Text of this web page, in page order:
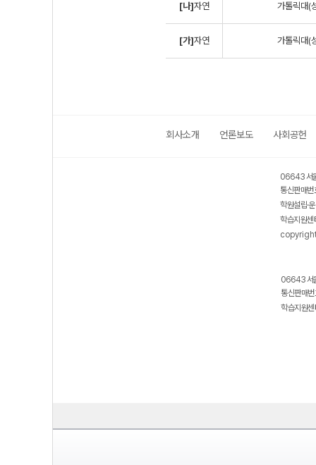
[나]자연 가톨릭대(
[가]자연 가톨릭대(
회사소개 언론보도 사회공헌
06643 서
통신판매
학원설립·
학습지원
06643 서
통신판매
학습지원